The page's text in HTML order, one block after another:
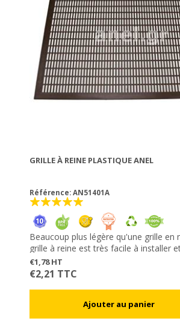
GRILLE À REINE PLASTIQUE ANEL
Référence: AN51401A
Beaucoup plus légère qu'une grille en
grille à reine est très facile à installer
et facilite également la récolte au rucher. Avec une
surface adaptée pour favoriser le
abeilles. D'une épaisseur de juste
en encadrement plastique avec des
AN51405) qui permettent de placer
€1,78 HT
€2,21 TTC